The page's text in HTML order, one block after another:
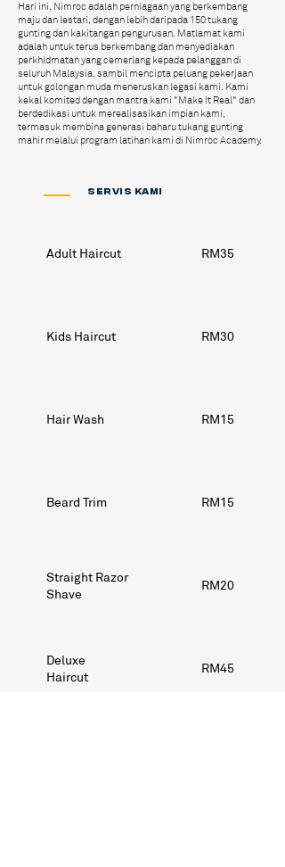
Hari ini, Nimroc adalah perniagaan yang berkembang
maju dan lestari, dengan lebih daripada 150 tukang
gunting dan kakitangan pengurusan. Matlamat kami
adalah untuk terus berkembang dan menyediakan
perkhidmatan yang cemerlang kepada pelanggan di
seluruh Malaysia, sambil mencipta peluang pekerjaan
untuk golongan muda meneruskan legasi kami. Kami
kekal komited dengan mantra kami "Make It Real" dan
berdedikasi untuk merealisasikan impian kami,
termasuk membina generasi baharu tukang gunting
mahir melalui program latihan kami di Nimroc Academy.
SERVIS KAMI
Adult Haircut RM35
Kids Haircut RM30
Hair Wash RM15
Beard Trim RM15
Straight Razor
Shave
RM20
Deluxe
Haircut
RM45